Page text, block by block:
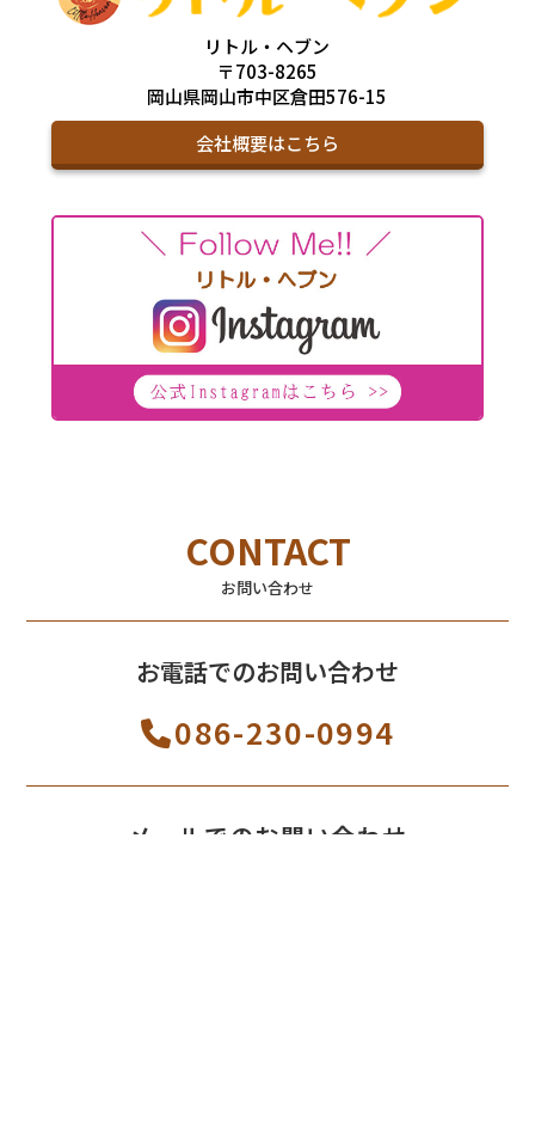
リトル・ヘブン
〒703-8265
岡山県岡山市中区倉田576-15
会社概要はこちら
CONTACT
お問い合わせ
お電話でのお問い合わせ
086-230-0994
メールでのお問い合わせ